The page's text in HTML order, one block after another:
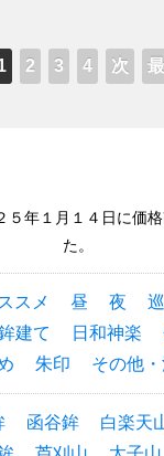
2 3 4 次
年１月１４日に価格
た。
スメ 昼 夜
建て 日和神楽
朱印 その他
函谷鉾 白楽天